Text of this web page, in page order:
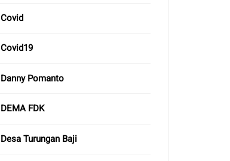
Covid
Covid19
Danny Pomanto
DEMA FDK
Desa Turungan Baji